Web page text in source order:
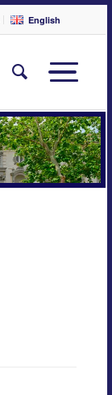
English